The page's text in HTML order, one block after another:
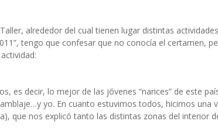
alrededor del cual tienen lugar distintas
tengo que confesar que no conocía el certamen,
es decir, lo mejor de las jóvenes “narices” de este
yo. En cuanto estuvimos todos, hicimos una
que nos explicó tanto las distintas zonas del interior